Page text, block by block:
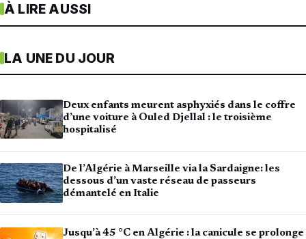
À LIRE AUSSI
LA UNE DU JOUR
Deux enfants meurent asphyxiés dans le coffre
d’une voiture à Ouled Djellal : le troisième
hospitalisé
De l’Algérie à Marseille via la Sardaigne: les
dessous d’un vaste réseau de passeurs
démantelé en Italie
Jusqu’à 45 °C en Algérie : la canicule se prolonge